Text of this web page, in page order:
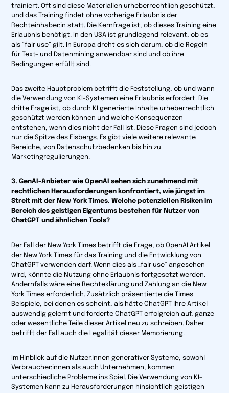
trainiert. Oft sind diese Materialien urheberrechtlich geschützt,
und das Training findet ohne vorherige Erlaubnis der
Rechteinhaber:in statt. Die Kernfrage ist, ob dieses Training eine
Erlaubnis benötigt. In den USA ist grundlegend relevant, ob es
als “fair use” gilt. In Europa dreht es sich darum, ob die Regeln
für Text- und Datenmining anwendbar sind und ob ihre
Bedingungen erfüllt sind.
Das zweite Hauptproblem betrifft die Feststellung, ob und wann
die Verwendung von KI-Systemen eine Erlaubnis erfordert. Die
dritte Frage ist, ob durch KI generierte Inhalte urheberrechtlich
geschützt werden können und welche Konsequenzen
entstehen, wenn dies nicht der Fall ist. Diese Fragen sind jedoch
nur die Spitze des Eisbergs. Es gibt viele weitere relevante
Bereiche, von Datenschutzbedenken bis hin zu
Marketingregulierungen.
3. GenAI-Anbieter wie OpenAI sehen sich zunehmend mit
rechtlichen Herausforderungen konfrontiert, wie jüngst im
Streit mit der New York Times. Welche potenziellen Risiken im
Bereich des geistigen Eigentums bestehen für Nutzer von
ChatGPT und ähnlichen Tools?
Der Fall der New York Times betrifft die Frage, ob OpenAI Artikel
der New York Times für das Training und die Entwicklung von
ChatGPT verwenden darf. Wenn dies als „fair use“ angesehen
wird, könnte die Nutzung ohne Erlaubnis fortgesetzt werden.
Andernfalls wäre eine Rechteklärung und Zahlung an die New
York Times erforderlich. Zusätzlich präsentierte die Times
Beispiele, bei denen es scheint, als hätte ChatGPT ihre Artikel
auswendig gelernt und forderte ChatGPT erfolgreich auf, ganze
oder wesentliche Teile dieser Artikel neu zu schreiben. Daher
betrifft der Fall auch die Legalität dieser Memorierung.
Im Hinblick auf die Nutzer:innen generativer Systeme, sowohl
Verbraucher:innen als auch Unternehmen, kommen
unterschiedliche Probleme ins Spiel. Die Verwendung von KI-
Systemen kann zu Herausforderungen hinsichtlich geistigen